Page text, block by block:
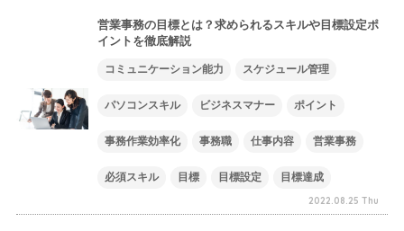
営業事務の目標とは？求められるスキルや目標設定ポ
イントを徹底解説
コミュニケーション能力 スケジュール管理
パソコンスキル ビジネスマナー ポイント
事務作業効率化 事務職 仕事内容 営業事務
必須スキル 目標 目標設定 目標達成
2022.08.25 Thu